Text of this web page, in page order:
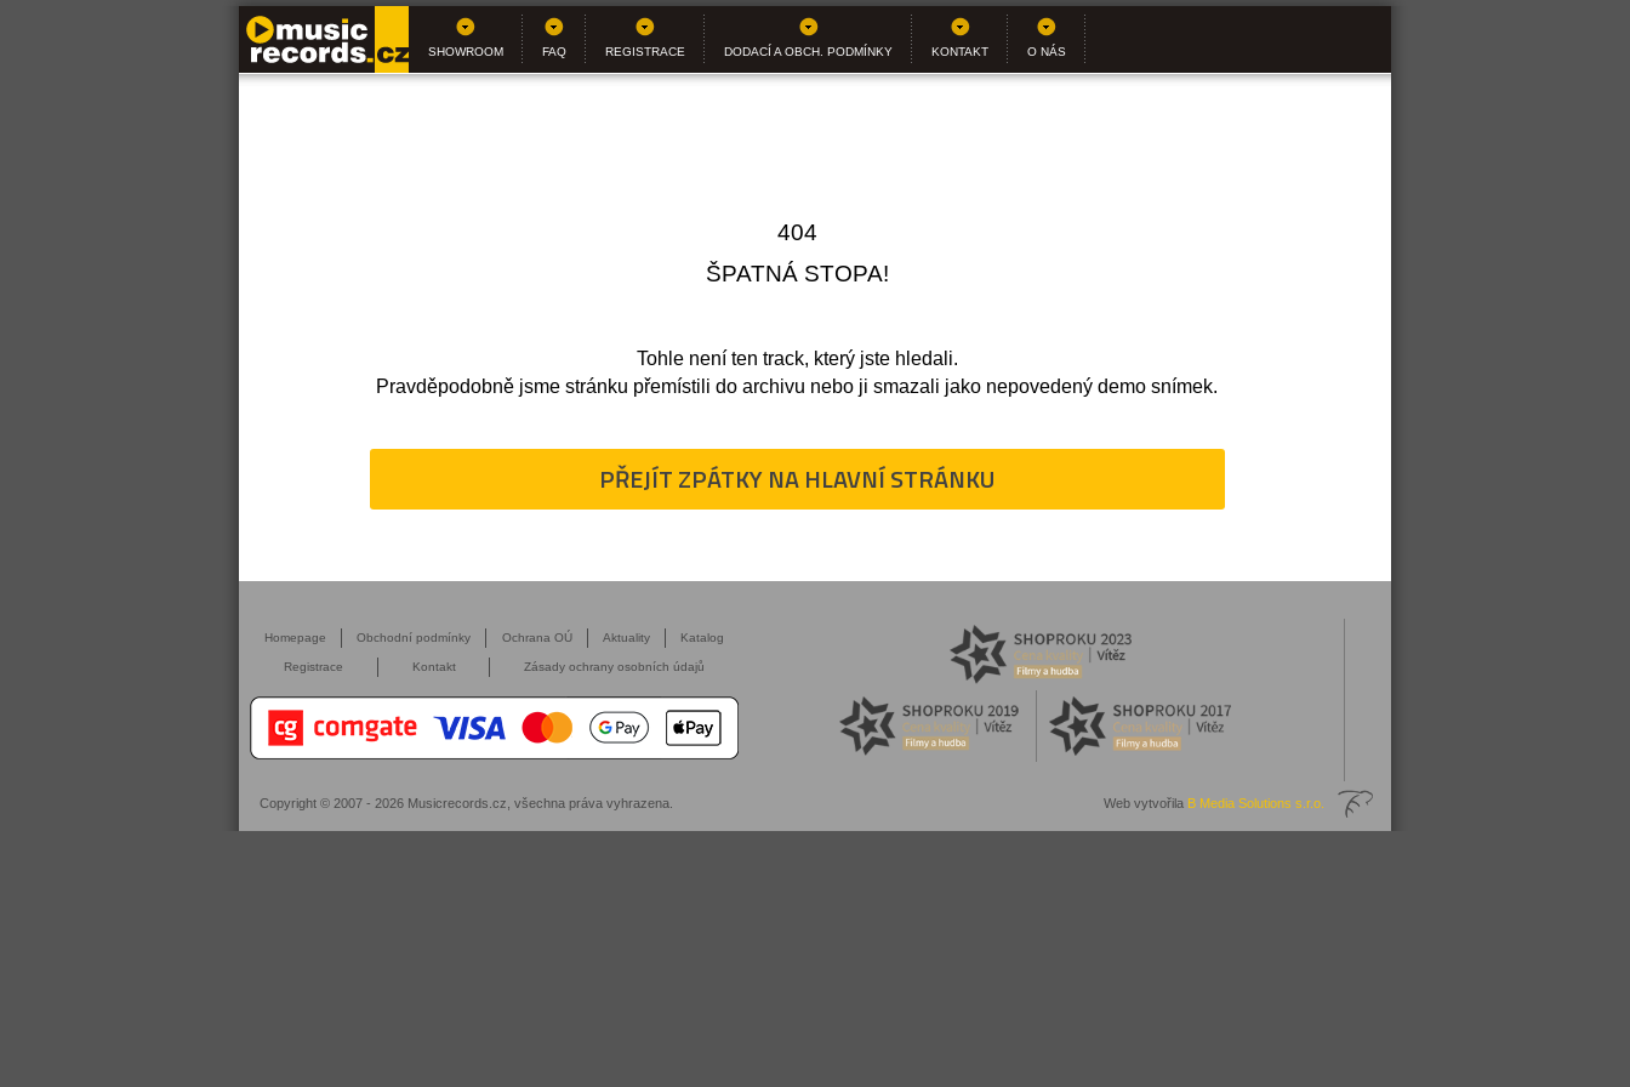
SHOWROOM FAQ REGISTRACE DODACÍ A OBCH. PODMÍNKY KONTAKT O NÁS
404
ŠPATNÁ STOPA!
Tohle není ten track, který jste hledali.
Pravděpodobně jsme stránku přemístili do archivu nebo ji smazali jako nepovedený demo snímek.
PŘEJÍT ZPÁTKY NA HLAVNÍ STRÁNKU
Homepage Obchodní podmínky Ochrana OÚ Aktuality Katalog
Registrace Kontakt Zásady ochrany osobních údajů
Copyright © 2007 - 2026 Musicrecords.cz , všechna práva vyhrazena. Web vytvořila B Media Solutions s.r.o.